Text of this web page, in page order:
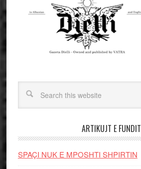
ARTIKUJT E FUNDIT
SPAÇI NUK E MPOSHTI SHPIRTIN